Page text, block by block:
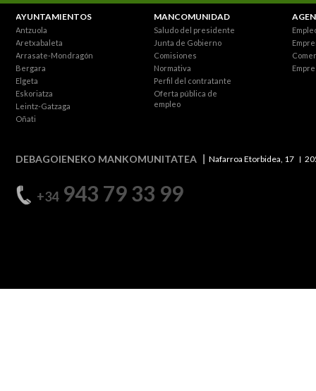
AYUNTAMIENTOS
Antzuola
Aretxabaleta
Arrasate-Mondragón
Bergara
Elgeta
Eskoriatza
Leintz-Gatzaga
Oñati
MANCOMUNIDAD
Saludo del presidente
Junta de Gobierno
Comisiones
Normativa
Perfil del contratante
Oferta pública de
empleo
DEBAGOIENEKO MANKOMUNITATEA Nafarroa Etorbidea, 17
+34943 79 33 99